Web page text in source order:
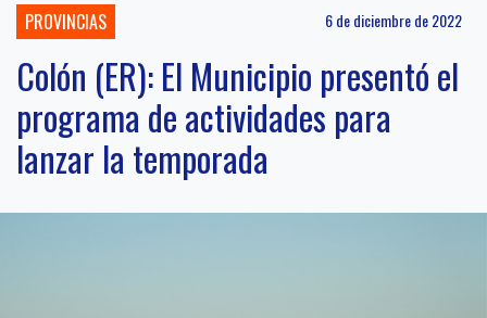
PROVINCIAS 6 de diciembre de 2022
Colón (ER): El Municipio presentó el
programa de actividades para
lanzar la temporada